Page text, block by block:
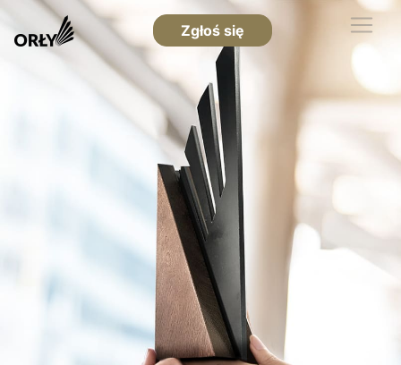
Zgłoś się